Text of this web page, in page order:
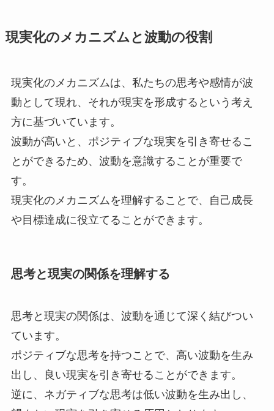
現実化のメカニズムと波動の役割
現実化のメカニズムは、私たちの思考や感情が波
動として現れ、それが現実を形成するという考え
方に基づいています。
波動が高いと、ポジティブな現実を引き寄せるこ
とができるため、波動を意識することが重要で
す。
現実化のメカニズムを理解することで、自己成長
や目標達成に役立てることができます。
思考と現実の関係を理解する
思考と現実の関係は、波動を通じて深く結びつい
ています。
ポジティブな思考を持つことで、高い波動を生み
出し、良い現実を引き寄せることができます。
逆に、ネガティブな思考は低い波動を生み出し、